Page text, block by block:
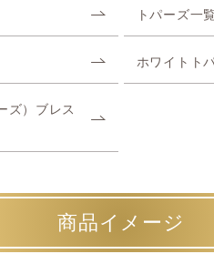
トパーズ一
ホワイトト
ズ）ブレス
商品イメージ